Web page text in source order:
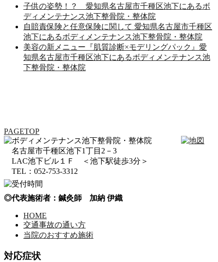
子供の姿勢！？ 愛知県名古屋市千種区池下にあるボ
ディメンテナンス池下整骨院・整体院
自賠責保険と任意保険に関して 愛知県名古屋市千種区
池下にあるボディメンテナンス池下整骨院・整体院
美容の新メニュー『肌質診断×モデリングパック』愛
知県名古屋市千種区池下にあるボディメンテナンス池
下整骨院・整体院
PAGETOP
名古屋市千種区池下1丁目2－3
LAC池下ビル１Ｆ ＜池下駅徒歩3分＞
TEL：052-753-3312
◎代表施術者：鍼灸師 加納 伊織
HOME
交通事故の通い方
当院のおすすめ施術
対応症状